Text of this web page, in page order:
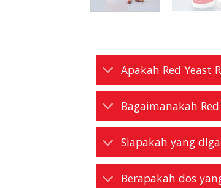
Apakah Red Yeast
Bagaimanakah
Siapakah yang
Berapakah dos